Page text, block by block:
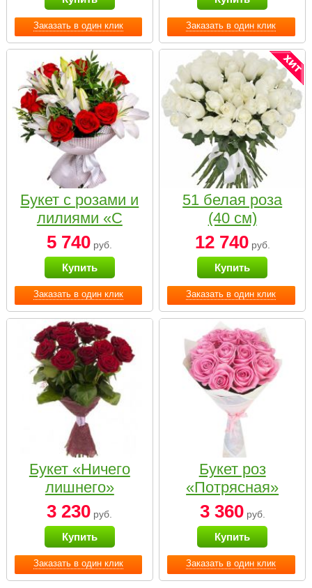
Заказать в один клик Заказать в один клик
Заказать в один клик
Букет с розами и
лилиями «С
наилучшими
пожеланиями»
5 740 руб.
Купить
Заказать в один клик
51 белая роза
(40 см)
12 740руб.
Купить
Заказать в один клик
Букет «Ничего
лишнего»
3 230 руб.
Купить
Заказать в один клик
Букет роз
«Потрясная»
3 360руб.
Купить